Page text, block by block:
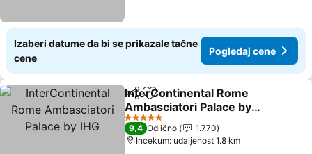
Izaberi datume da bi se prikazale tačne
cene
Pogledaj cene
Deli Dodati u favorite
InterContinental Rome
Ambasciatori Palace by
IHG
5 Zvezdice
9,4 Odlično
1.770
Incekum: udaljenost 1.8 km